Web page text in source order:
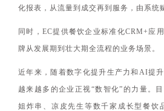
化报表，从流量到成交再到服务，由系统
同时，EC提供餐饮企业标准化CRM+应
牌从发展期到壮大期全流程的业务场景。
近年来，随着数字化提升生产力和AI提
越来越多的企业正视“数智化”的力量。
姐炸串、凉皮先生等数千家成长型餐饮